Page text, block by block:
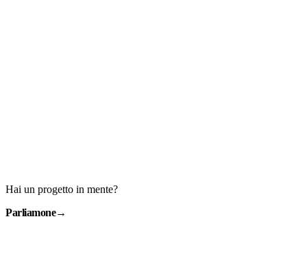
Hai un progetto in mente?
Parliamone→